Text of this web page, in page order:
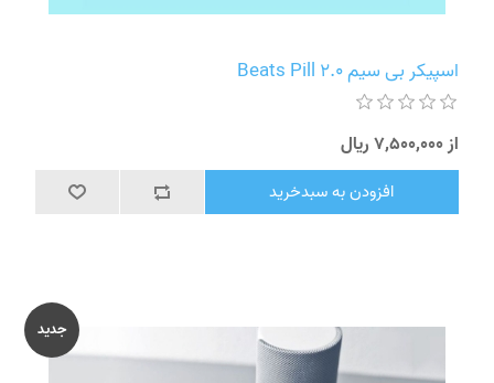
اسپیکر بی سیم Beats Pill 2.0
از 7٬500٬000 ریال
افزودن به سبدخرید
جدید